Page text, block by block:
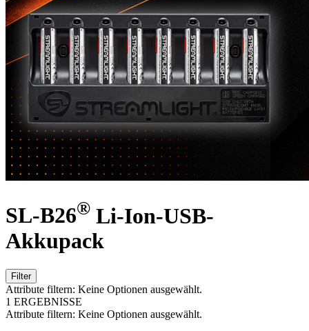
SL-B26® Li-Ion-USB-
Akkupack
Filter
Attribute filtern: Keine Optionen ausgewählt.
1 ERGEBNISSE
Attribute filtern: Keine Optionen ausgewählt.